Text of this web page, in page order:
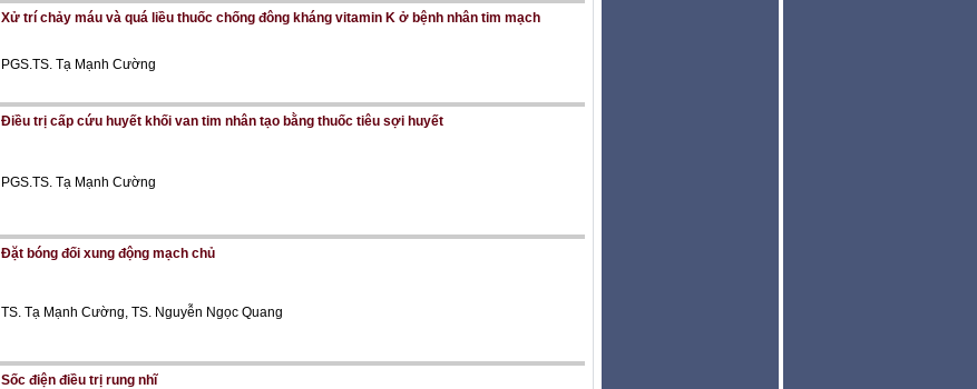
Xử trí chảy máu và quá liều thuốc chống đông kháng vitamin K ở bệnh nhân tim mạch
PGS.TS. Tạ Mạnh Cường
Điều trị cấp cứu huyết khối van tim nhân tạo bằng thuốc tiêu sợi huyết
PGS.TS. Tạ Mạnh Cường
Đặt bóng đối xung động mạch chủ
TS. Tạ Mạnh Cường, TS. Nguyễn Ngọc Quang
Sốc điện điều trị rung nhĩ